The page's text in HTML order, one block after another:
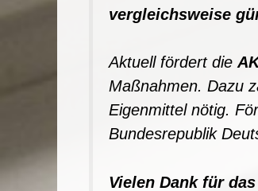
vergleichsweise
Aktuell fördert die
Maßnahmen. Dazu
Eigenmittel nötig.
Bundesrepublik
Vielen Dank für